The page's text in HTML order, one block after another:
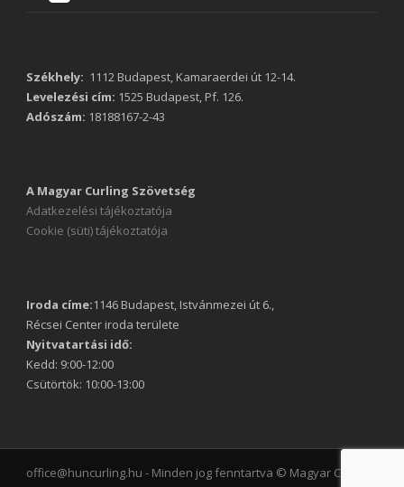
Székhely: 1112 Budapest, Kamaraerdei út 12-14.
Levelezési cím: 1525 Budapest, Pf. 126.
Adószám: 18188167-2-43
A Magyar Curling Szövetség
Adatkezelési tájékoztatója
Cookie (süti) tájékoztatója
Iroda címe:1146 Budapest, Istvánmezei út 6.,
Récsei Center iroda területe
Nyitvatartási idő:
Kedd: 9:00-12:00
Csütörtök: 10:00-13:00
office@huncurling.hu - Minden jog fenntartva © Magyar Curling